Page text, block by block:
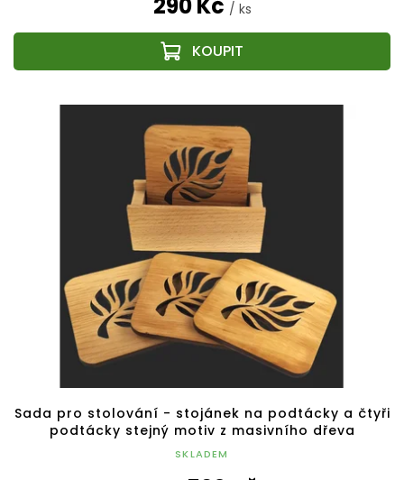
/ ks
Sada pro stolování - stojánek na podtácky a čtyři
podtácky stejný motiv z masivního dřeva
SKLADEM